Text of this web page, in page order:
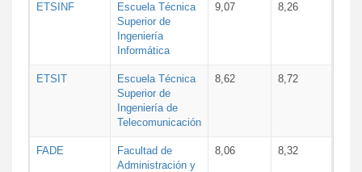
ETSINF
Escuela Técnica
Superior de
Ingeniería
Informática
9,07 8,26
ETSIT
Escuela Técnica
Superior de
Ingeniería de
Telecomunicación
8,62 8,72
FADE
Facultad de
Administración y
8,06 8,32